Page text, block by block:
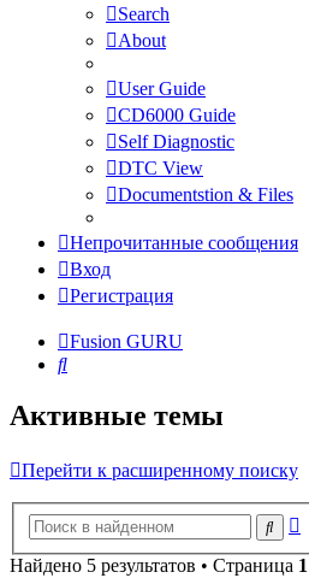
Search
About
User Guide
CD6000 Guide
Self Diagnostic
DTC View
Documentstion & Files
Непрочитанные сообщения
Вход
Регистрация
Fusion GURU
Поиск
Активные темы
Перейти к расширенному поиску
Поиск
Найдено 5 результатов • Страница 1